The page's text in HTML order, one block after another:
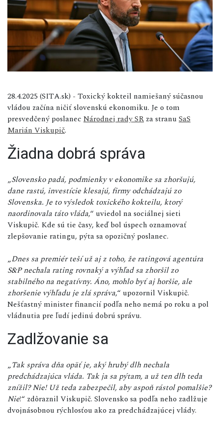
28.4.2025 (SITA.sk) - Toxický kokteil namiešaný súčasnou
vládou začína ničiť slovenskú ekonomiku. Je o tom
presvedčený poslanec Národnej rady SR za stranu SaS
Marián Viskupič.
Žiadna dobrá správa
„Slovensko padá, podmienky v ekonomike sa zhoršujú,
dane rastú, investície klesajú, firmy odchádzajú zo
Slovenska. Je to výsledok toxického kokteilu, ktorý
naordinovala táto vláda,“ uviedol na sociálnej sieti
Viskupič. Kde sú tie časy, keď bol úspech oznamovať
zlepšovanie ratingu, pýta sa opozičný poslanec.
„Dnes sa premiér teší už aj z toho, že ratingová agentúra
S&P nechala rating rovnaký a výhľad sa zhoršil zo
stabilného na negatívny. Áno, mohlo byť aj horšie, ale
zhoršenie výhľadu je zlá správa,“ upozornil Viskupič.
Nešťastný minister financií podľa neho nemá po roku a pol
vládnutia pre ľudí jedinú dobrú správu.
Zadlžovanie sa
„Tak správa dňa opäť je, aký hrubý dlh nechala
predchádzajúca vláda. Tak ja sa pýtam, a už ten dlh teda
znížil? Nie! Už teda zabezpečil, aby aspoň rástol pomalšie?
Nie!“ zdôraznil Viskupič. Slovensko sa podľa neho zadlžuje
dvojnásobnou rýchlosťou ako za predchádzajúcej vlády.